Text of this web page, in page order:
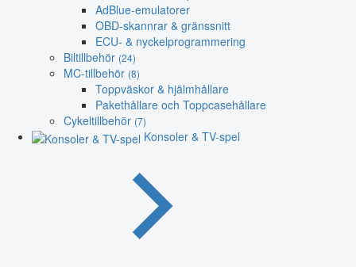
AdBlue-emulatorer
OBD-skannrar & gränssnitt
ECU- & nyckelprogrammering
Biltillbehör (24)
MC-tillbehör (8)
Toppväskor & hjälmhållare
Pakethållare och Toppcasehållare
Cykeltillbehör (7)
Konsoler & TV-spel